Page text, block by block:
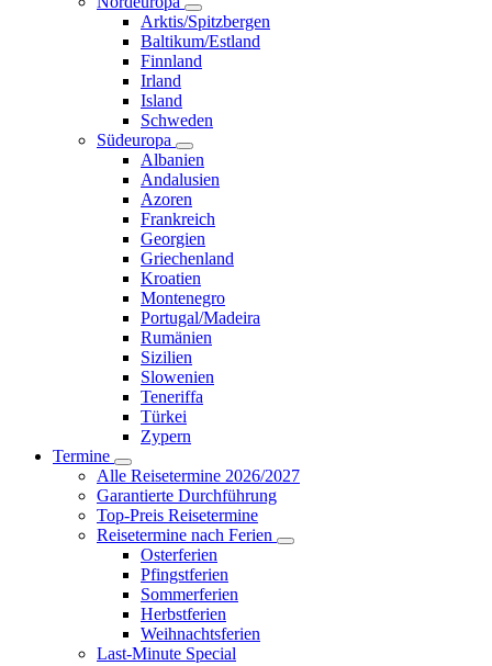
Arktis/Spitzbergen
Baltikum/Estland
Finnland
Irland
Island
Schweden
Südeuropa
Albanien
Andalusien
Azoren
Frankreich
Georgien
Griechenland
Kroatien
Montenegro
Portugal/Madeira
Rumänien
Sizilien
Slowenien
Teneriffa
Türkei
Zypern
Termine
Alle Reisetermine 2026/2027
Garantierte Durchführung
Top-Preis Reisetermine
Reisetermine nach Ferien
Osterferien
Pfingstferien
Sommerferien
Herbstferien
Weihnachtsferien
Last-Minute Special